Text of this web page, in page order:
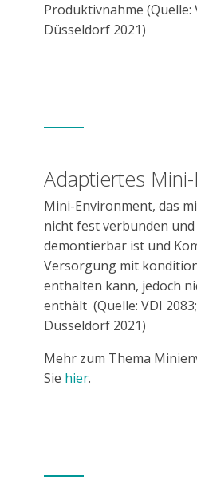
Produktivnahme (Quelle:
Düsseldorf 2021)
Adaptiertes
Mini-Environment, das
nicht fest verbunden
demontierbar ist und
Versorgung mit
enthalten kann, jedoch
enthält (Quelle: VDI
Düsseldorf 2021)
Mehr zum Thema
Sie hier.